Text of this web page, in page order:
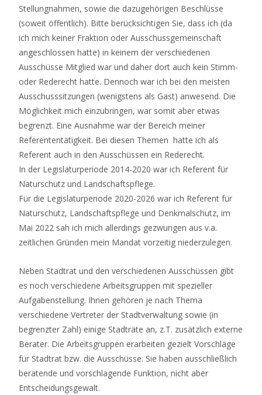
Stellungnahmen, sowie die dazugehörigen Beschlüsse
(soweit öffentlich). Bitte berücksichtigen Sie, dass ich (da
ich mich keiner Fraktion oder Ausschussgemeinschaft
angeschlossen hatte) in keinem der verschiedenen
Ausschüsse Mitglied war und daher dort auch kein Stimm-
oder Rederecht hatte. Dennoch war ich bei den meisten
Ausschusssitzungen (wenigstens als Gast) anwesend. Die
Möglichkeit mich einzubringen, war somit aber etwas
begrenzt. Eine Ausnahme war der Bereich meiner
Referententätigkeit. Bei diesen Themen hatte ich als
Referent auch in den Ausschüssen ein Rederecht.
In der Legislaturperiode 2014-2020 war ich Referent für
Naturschutz und Landschaftspflege.
Für die Legislaturperiode 2020-2026 war ich Referent für
Naturschutz, Landschaftspflege und Denkmalschutz, im
Mai 2022 sah ich mich allerdings gezwungen aus v.a.
zeitlichen Gründen mein Mandat vorzeitig niederzulegen.
Neben Stadtrat und den verschiedenen Ausschüssen gibt
es noch verschiedene Arbeitsgruppen mit spezieller
Aufgabenstellung. Ihnen gehören je nach Thema
verschiedene Vertreter der Stadtverwaltung sowie (in
begrenzter Zahl) einige Stadträte an, z.T. zusätzlich externe
Berater. Die Arbeitsgruppen erarbeiten gezielt Vorschläge
für Stadtrat bzw. die Ausschüsse. Sie haben ausschließlich
beratende und vorschlagende Funktion, nicht aber
Entscheidungsgewalt.